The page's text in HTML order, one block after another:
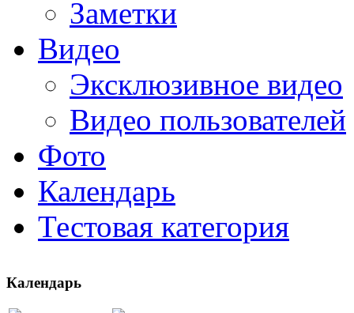
Заметки
Видео
Эксклюзивное видео
Видео пользователей
Фото
Календарь
Тестовая категория
Календарь